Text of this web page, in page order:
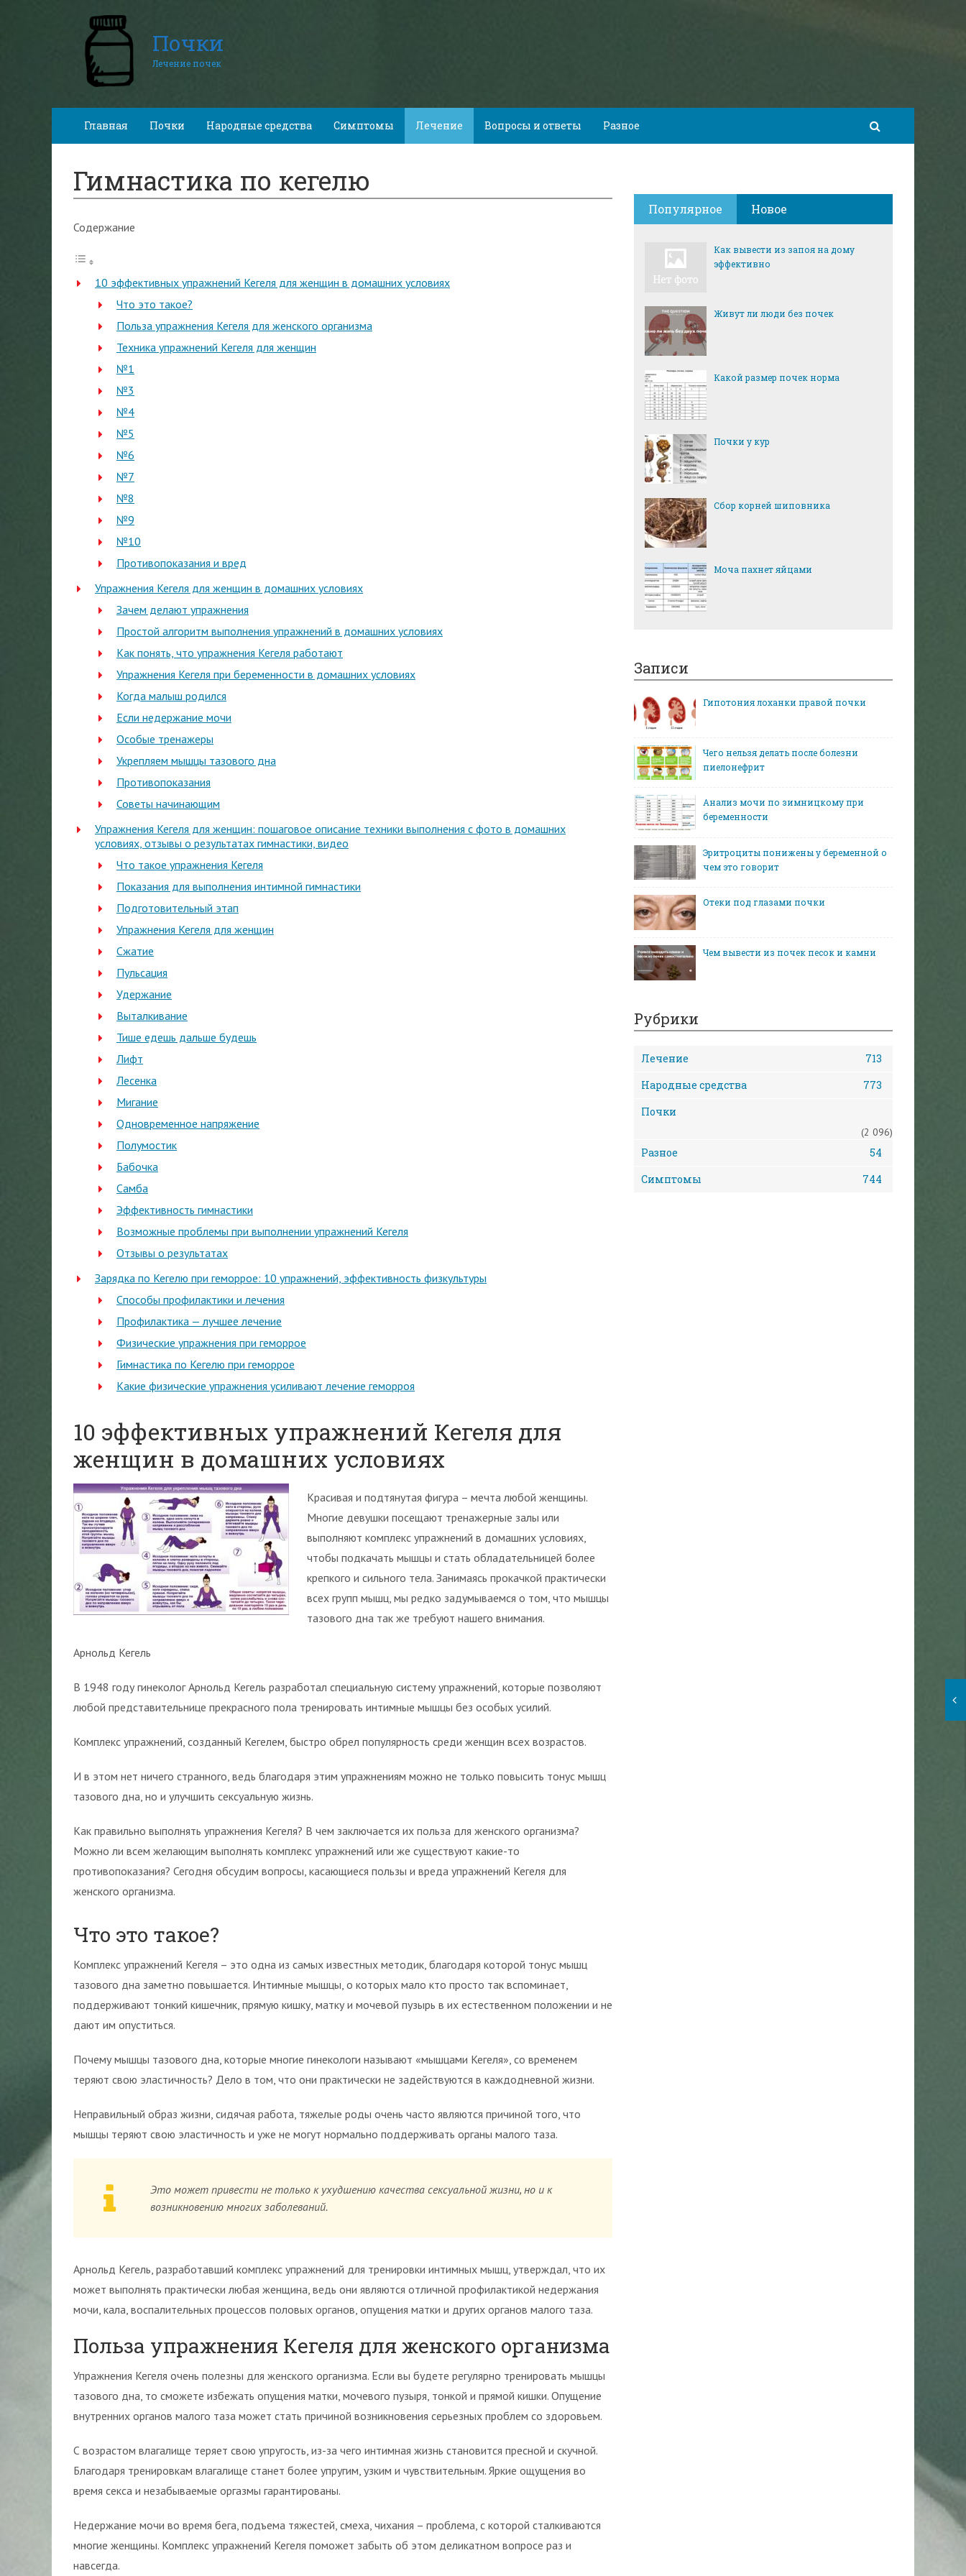
Почки
Лечение почек
Главная Почки Народные средства Симптомы Лечение Вопросы и ответы Разное
Гимнастика по кегелю
Содержание
10 эффективных упражнений Кегеля для женщин в домашних условиях
Что это такое?
Польза упражнения Кегеля для женского организма
Техника упражнений Кегеля для женщин
№1
№3
№4
№5
№6
№7
№8
№9
№10
Противопоказания и вред
Упражнения Кегеля для женщин в домашних условиях
Зачем делают упражнения
Простой алгоритм выполнения упражнений в домашних условиях
Как понять, что упражнения Кегеля работают
Упражнения Кегеля при беременности в домашних условиях
Когда малыш родился
Если недержание мочи
Особые тренажеры
Укрепляем мышцы тазового дна
Противопоказания
Советы начинающим
Упражнения Кегеля для женщин: пошаговое описание техники выполнения с фото в домашних
условиях, отзывы о результатах гимнастики, видео
Что такое упражнения Кегеля
Показания для выполнения интимной гимнастики
Подготовительный этап
Упражнения Кегеля для женщин
Сжатие
Пульсация
Удержание
Выталкивание
Тише едешь дальше будешь
Лифт
Лесенка
Мигание
Одновременное напряжение
Полумостик
Бабочка
Самба
Эффективность гимнастики
Возможные проблемы при выполнении упражнений Кегеля
Отзывы о результатах
Зарядка по Кегелю при геморрое: 10 упражнений, эффективность физкультуры
Способы профилактики и лечения
Профилактика — лучшее лечение
Физические упражнения при геморрое
Гимнастика по Кегелю при геморрое
Какие физические упражнения усиливают лечение геморроя
10 эффективных упражнений Кегеля для
женщин в домашних условиях
Красивая и подтянутая фигура – мечта любой женщины.
Многие девушки посещают тренажерные залы или
выполняют комплекс упражнений в домашних условиях,
чтобы подкачать мышцы и стать обладательницей более
крепкого и сильного тела. Занимаясь прокачкой практически
всех групп мышц, мы редко задумываемся о том, что мышцы
тазового дна так же требуют нашего внимания.
Арнольд Кегель
В 1948 году гинеколог Арнольд Кегель разработал специальную систему упражнений, которые позволяют
любой представительнице прекрасного пола тренировать интимные мышцы без особых усилий.
Комплекс упражнений, созданный Кегелем, быстро обрел популярность среди женщин всех возрастов.
И в этом нет ничего странного, ведь благодаря этим упражнениям можно не только повысить тонус мышц
тазового дна, но и улучшить сексуальную жизнь.
Как правильно выполнять упражнения Кегеля? В чем заключается их польза для женского организма?
Можно ли всем желающим выполнять комплекс упражнений или же существуют какие-то
противопоказания? Сегодня обсудим вопросы, касающиеся пользы и вреда упражнений Кегеля для
женского организма.
Что это такое?
Комплекс упражнений Кегеля – это одна из самых известных методик, благодаря которой тонус мышц
тазового дна заметно повышается. Интимные мышцы, о которых мало кто просто так вспоминает,
поддерживают тонкий кишечник, прямую кишку, матку и мочевой пузырь в их естественном положении и не
дают им опуститься.
Почему мышцы тазового дна, которые многие гинекологи называют «мышцами Кегеля», со временем
теряют свою эластичность? Дело в том, что они практически не задействуются в каждодневной жизни.
Неправильный образ жизни, сидячая работа, тяжелые роды очень часто являются причиной того, что
мышцы теряют свою эластичность и уже не могут нормально поддерживать органы малого таза.
Это может привести не только к ухудшению качества сексуальной жизни, но и к
возникновению многих заболеваний.
Арнольд Кегель, разработавший комплекс упражнений для тренировки интимных мышц, утверждал, что их
может выполнять практически любая женщина, ведь они являются отличной профилактикой недержания
мочи, кала, воспалительных процессов половых органов, опущения матки и других органов малого таза.
Польза упражнения Кегеля для женского организма
Упражнения Кегеля очень полезны для женского организма. Если вы будете регулярно тренировать мышцы
тазового дна, то сможете избежать опущения матки, мочевого пузыря, тонкой и прямой кишки. Опущение
внутренних органов малого таза может стать причиной возникновения серьезных проблем со здоровьем.
С возрастом влагалище теряет свою упругость, из-за чего интимная жизнь становится пресной и скучной.
Благодаря тренировкам влагалище станет более упругим, узким и чувствительным. Яркие ощущения во
время секса и незабываемые оргазмы гарантированы.
Недержание мочи во время бега, подъема тяжестей, смеха, чихания – проблема, с которой сталкиваются
многие женщины. Комплекс упражнений Кегеля поможет забыть об этом деликатном вопросе раз и
навсегда.
Популярное Новое
Как вывести из запоя на дому
эффективно
Живут ли люди без почек
Какой размер почек норма
Почки у кур
Сбор корней шиповника
Моча пахнет яйцами
Записи
Гипотония лоханки правой почки
Чего нельзя делать после болезни
пиелонефрит
Анализ мочи по зимницкому при
беременности
Эритроциты понижены у беременной о
чем это говорит
Отеки под глазами почки
Чем вывести из почек песок и камни
Рубрики
Лечение
713
Народные средства
773
Почки
(2 096)
Разное
54
Симптомы
744